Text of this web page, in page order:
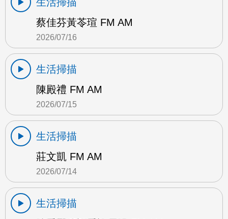
蔡佳芬黃苓瑄 FM AM
2026/07/16
生活掃描
陳殿禮 FM AM
2026/07/15
生活掃描
莊文凱 FM AM
2026/07/14
生活掃描